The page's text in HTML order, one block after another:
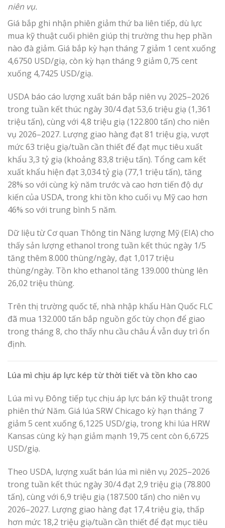
niên vụ.
Giá bắp ghi nhận phiên giảm thứ ba liên tiếp, dù lực
mua kỹ thuật cuối phiên giúp thị trường thu hẹp phần
nào đà giảm. Giá bắp kỳ hạn tháng 7 giảm 1 cent xuống
4,6750 USD/giạ, còn kỳ hạn tháng 9 giảm 0,75 cent
xuống 4,7425 USD/giạ.
USDA báo cáo lượng xuất bán bắp niên vụ 2025–2026
trong tuần kết thúc ngày 30/4 đạt 53,6 triệu giạ (1,361
triệu tấn), cùng với 4,8 triệu giạ (122.800 tấn) cho niên
vụ 2026–2027. Lượng giao hàng đạt 81 triệu giạ, vượt
mức 63 triệu giạ/tuần cần thiết để đạt mục tiêu xuất
khẩu 3,3 tỷ giạ (khoảng 83,8 triệu tấn). Tổng cam kết
xuất khẩu hiện đạt 3,034 tỷ giạ (77,1 triệu tấn), tăng
28% so với cùng kỳ năm trước và cao hơn tiến độ dự
kiến của USDA, trong khi tồn kho cuối vụ Mỹ cao hơn
46% so với trung bình 5 năm.
Dữ liệu từ Cơ quan Thông tin Năng lượng Mỹ (EIA) cho
thấy sản lượng ethanol trong tuần kết thúc ngày 1/5
tăng thêm 8.000 thùng/ngày, đạt 1,017 triệu
thùng/ngày. Tồn kho ethanol tăng 139.000 thùng lên
26,02 triệu thùng.
Trên thị trường quốc tế, nhà nhập khẩu Hàn Quốc FLC
đã mua 132.000 tấn bắp nguồn gốc tùy chọn để giao
trong tháng 8, cho thấy nhu cầu châu Á vẫn duy trì ổn
định.
Lúa mì chịu áp lực kép từ thời tiết và tồn kho cao
Lúa mì vụ Đông tiếp tục chịu áp lực bán kỹ thuật trong
phiên thứ Năm. Giá lúa SRW Chicago kỳ hạn tháng 7
giảm 5 cent xuống 6,1225 USD/giạ, trong khi lúa HRW
Kansas cùng kỳ hạn giảm mạnh 19,75 cent còn 6,6725
USD/giạ.
Theo USDA, lượng xuất bán lúa mì niên vụ 2025–2026
trong tuần kết thúc ngày 30/4 đạt 2,9 triệu giạ (78.800
tấn), cùng với 6,9 triệu giạ (187.500 tấn) cho niên vụ
2026–2027. Lượng giao hàng đạt 17,4 triệu giạ, thấp
hơn mức 18,2 triệu giạ/tuần cần thiết để đạt mục tiêu